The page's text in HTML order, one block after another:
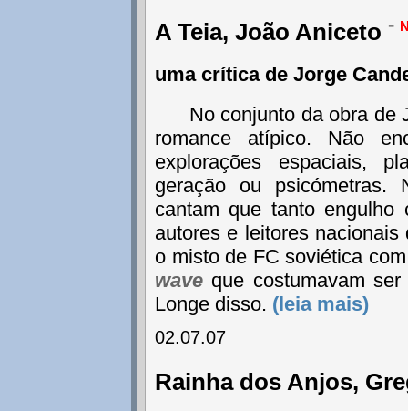
A Teia, João Aniceto -
uma crítica de Jorge
No conjunto da obra de
romance atípico. Não
explorações espaciais,
geração ou psicómetras.
cantam que tanto engulho
autores e leitores
o misto de FC soviética
wave que costumavam
Longe disso. (leia mais)
02.07.07
Rainha dos Anjos,